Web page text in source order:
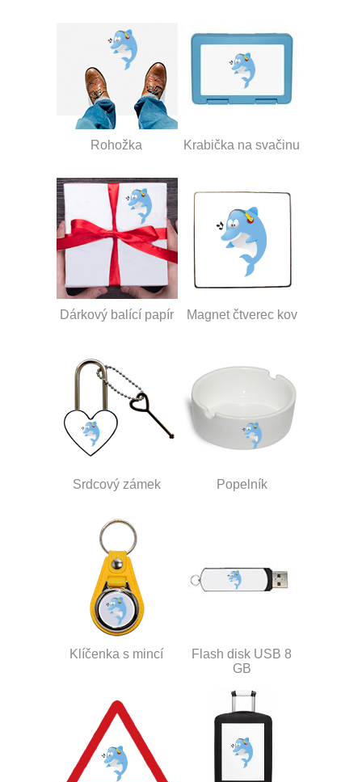
Rohožka Krabička na svačinu
Dárkový balící papír Magnet čtverec kov
Srdcový zámek Popelník
Klíčenka s mincí
Flash disk USB 8
GB